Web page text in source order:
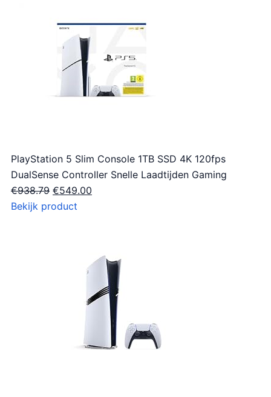
PlayStation 5 Slim Console 1TB SSD 4K 120fps
DualSense Controller Snelle Laadtijden Gaming
€938.79 O
o
€549.00
p
j
Bekijk product